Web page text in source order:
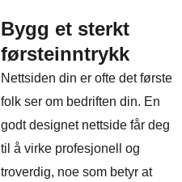
Bygg et sterkt
førsteinntrykk
Nettsiden din er ofte det første
folk ser om bedriften din. En
godt designet nettside får deg
til å virke profesjonell og
troverdig, noe som betyr at